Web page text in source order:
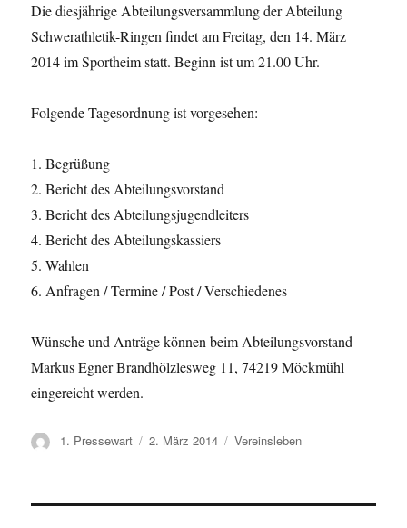
Die diesjährige Abteilungsversammlung der Abteilung
Schwerathletik-Ringen findet am Freitag, den 14. März
2014 im Sportheim statt. Beginn ist um 21.00 Uhr.
Folgende Tagesordnung ist vorgesehen:
1. Begrüßung
2. Bericht des Abteilungsvorstand
3. Bericht des Abteilungsjugendleiters
4. Bericht des Abteilungskassiers
5. Wahlen
6. Anfragen / Termine / Post / Verschiedenes
Wünsche und Anträge können beim Abteilungsvorstand
Markus Egner Brandhölzlesweg 11, 74219 Möckmühl
eingereicht werden.
Autor
1. Pressewart
Veröffentlicht
2. März 2014 Kategorien
Vereinsleben